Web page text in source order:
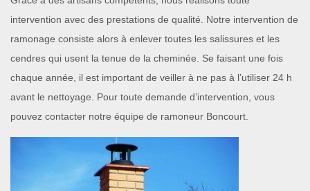
intervention avec des prestations de qualité. Notre intervention de
ramonage consiste alors à enlever toutes les salissures et les
cendres qui usent la tenue de la cheminée. Se faisant une fois
chaque année, il est important de veiller à ne pas à l’utiliser 24 h
avant le nettoyage. Pour toute demande d’intervention, vous
pouvez contacter notre équipe de ramoneur Boncourt.